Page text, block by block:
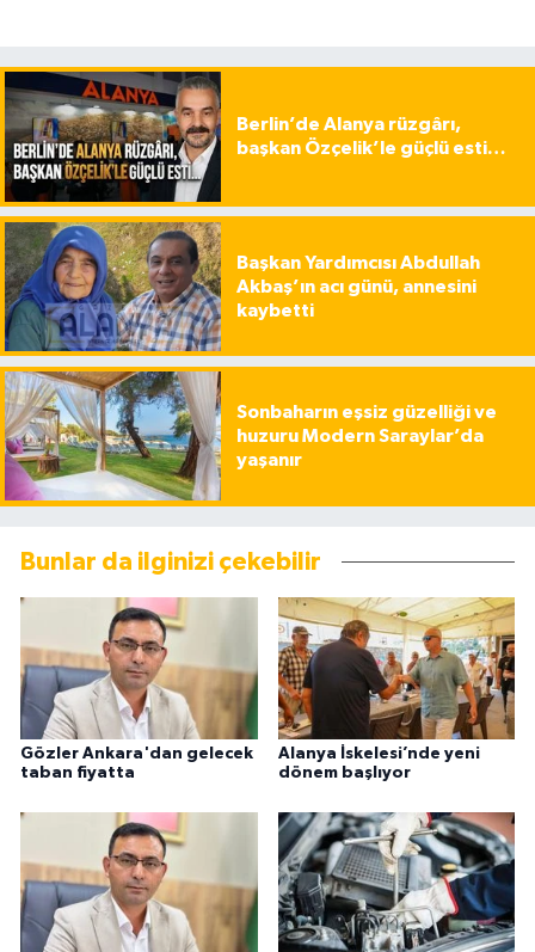
Berlin’de Alanya rüzgârı,
başkan Özçelik’le güçlü esti…
Başkan Yardımcısı Abdullah
Akbaş’ın acı günü, annesini
kaybetti
Sonbaharın eşsiz güzelliği ve
huzuru Modern Saraylar’da
yaşanır
Bunlar da ilginizi çekebilir
Gözler Ankara'dan gelecek
taban fiyatta
Alanya İskelesi’nde yeni
dönem başlıyor